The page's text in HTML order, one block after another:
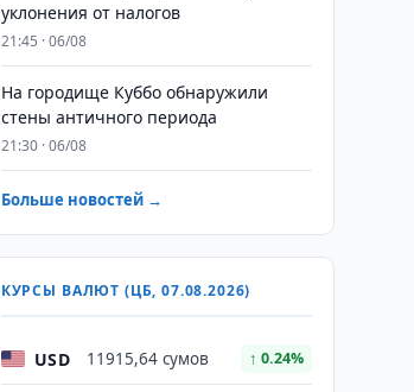
уклонения от налогов
21:45 · 06/08
На городище Куббо обнаружили
стены античного периода
21:30 · 06/08
Больше новостей →
КУРСЫ ВАЛЮТ (ЦБ, 07.08.2026)
USD 11915,64 сумов ↑ 0.24%